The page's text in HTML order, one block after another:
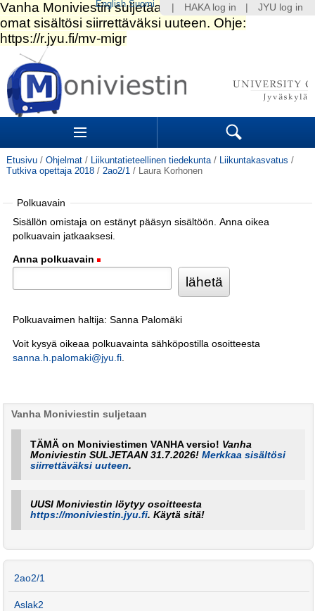
Siirry
sisältöön.
|
Siirry
navigointiin
Sections Search
Etusivu / Ohjelmat / Liikuntatieteellinen tiedekunta / Liikuntakasvatus /
Tutkiva opettaja 2018 / 2ao2/1 / Laura Korhonen
Polkuavain
Sisällön omistaja on estänyt pääsyn sisältöön. Anna oikea
polkuavain jatkaaksesi.
Anna polkuavain
Polkuavaimen haltija: Sanna Palomäki
Voit kysyä oikeaa polkuavainta sähköpostilla osoitteesta
sanna.h.palomaki@jyu.fi.
Vanha Moniviestin suljetaan
TÄMÄ on Moniviestimen VANHA versio! Vanha
Moniviestin SULJETAAN 31.7.2026!Merkkaa sisältösi
siirrettäväksi uuteen.
UUSI Moniviestin löytyy osoitteesta
https://moniviestin.jyu.fi. Käytä sitä!
2ao2/1
Aslak2
HAKA log in JYU log in
English Suomi